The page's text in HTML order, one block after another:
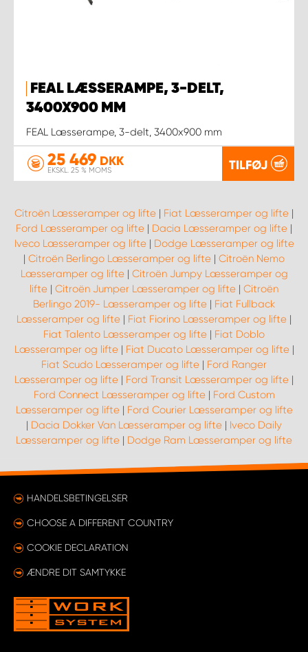
FEAL LÆSSERAMPE, 3-DELT,
3400X900 MM
FEAL Læsserampe, 3-delt, 3400x900 mm
25 469 DKK
EKSKL. 25 % MOMS TILFØJ
Citroën Læsseramper og lifte | Fiat Læsseramper og lifte |
Ford Læsseramper og lifte | Dacia Læsseramper og lifte |
Iveco Læsseramper og lifte| Dodge Læsseramper og lifte
| Citroën Berlingo Læsseramper og lifte | Citroën Nemo
Læsseramper og lifte| Citroën Jumpy Læsseramper og
lifte | Citroën Jumper Læsseramper og lifte | Citroën
Berlingo 2019- Læsseramper og lifte | Fiat Fullback
Læsseramper og lifte | Fiat Fiorino Læsseramper og lifte |
Fiat Talento Læsseramper og lifte | Fiat Doblo
Læsseramper og lifte| Fiat Ducato Læsseramper og lifte|
Fiat Scudo Læsseramper og lifte | Ford Ranger
Læsseramper og lifte | Ford Transit Læsseramper og lifte |
Ford Connect Læsseramper og lifte| Ford Custom
Læsseramper og lifte| Ford Courier Læsseramper og lifte
| Dacia Dokker Van Læsseramper og lifte | Iveco Daily
Læsseramper og lifte | Dodge Ram Læsseramper og lifte
HANDELSBETINGELSER
CHOOSE A DIFFERENT COUNTRY
COOKIE DECLARATION
ÆNDRE DIT SAMTYKKE